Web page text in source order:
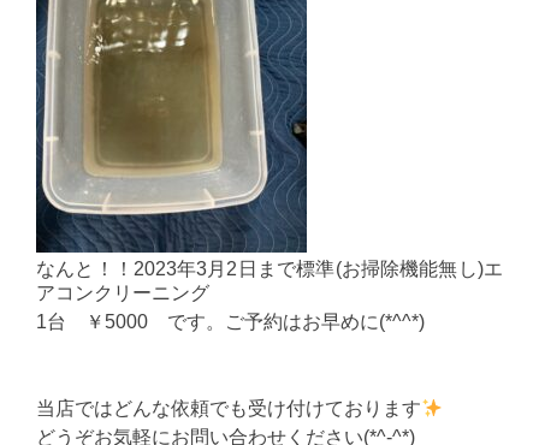
なんと！！2023年3月2日まで標準(お掃除機能無し)エ
アコンクリーニング
1台 ￥5000 です。ご予約はお早めに(*^^*)
当店ではどんな依頼でも受け付けております
どうぞお気軽にお問い合わせください(*^-^*)